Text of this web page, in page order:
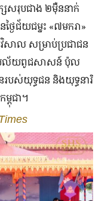
សរុបជាង ២ម៉ឺននាក់
ថ្ងៃជ័យជម្នះ «៧មករា»
សាល សម្រាប់​ប្រជាជន
ប្រល័យពូជសាសន៍ ប៉ុល
បស់យុទ្ធជន និងយុទ្ធនារី
ពុជា។